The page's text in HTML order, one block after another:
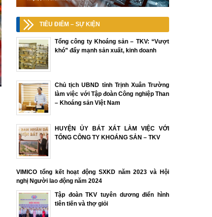
TIÊU ĐIỂM – SỰ KIỆN
Tổng công ty Khoáng sản – TKV: “Vượt
khó” đẩy mạnh sản xuất, kinh doanh
Chủ tịch UBND tỉnh Trịnh Xuân Trường
làm việc với Tập đoàn Công nghiệp Than
– Khoáng sản Việt Nam
HUYỆN ỦY BÁT XÁT LÀM VIỆC VỚI
TỔNG CÔNG TY KHOÁNG SẢN – TKV
VIMICO tổng kết hoạt động SXKD năm 2023 và Hội
nghị Người lao động năm 2024
Tập đoàn TKV tuyên dương điển hình
tiên tiến và thợ giỏi